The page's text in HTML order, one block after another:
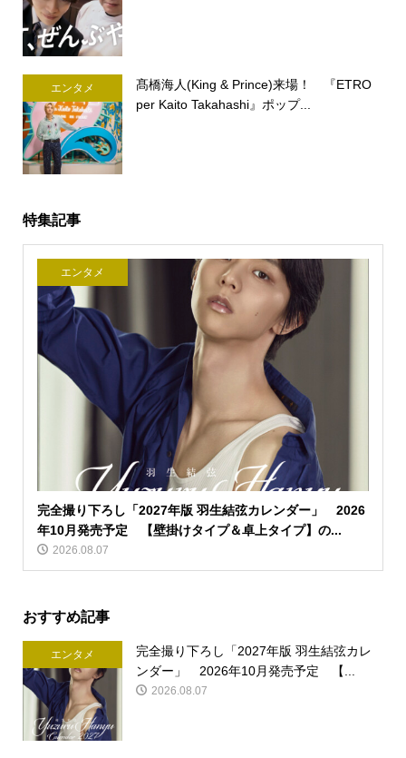
エンタメ
髙橋海人(King & Prince)来場！ 『ETRO
per Kaito Takahashi』ポップ...
特集記事
エンタメ
完全撮り下ろし「2027年版 羽生結弦カレンダー」 2026
年10月発売予定 【壁掛けタイプ＆卓上タイプ】の...
2026.08.07
おすすめ記事
エンタメ
完全撮り下ろし「2027年版 羽生結弦カレ
ンダー」 2026年10月発売予定 【...
2026.08.07